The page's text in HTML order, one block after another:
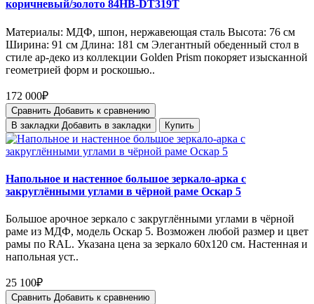
коричневый/золото 84HB-DT319T
Материалы: МДФ, шпон, нержавеющая сталь Высота: 76 см
Ширина: 91 см Длина: 181 см Элегантный обеденный стол в
стиле ар-деко из коллекции Golden Prism покоряет изысканной
геометрией форм и роскошью..
172 000₽
Сравнить Добавить к сравнению
В закладки Добавить в закладки Купить
Напольное и настенное большое зеркало-арка c
закруглёнными углами в чёрной раме Оскар 5
Большое арочное зеркало с закруглёнными углами в чёрной
раме из МДФ, модель Оскар 5. Возможен любой размер и цвет
рамы по RAL. Указана цена за зеркало 60х120 см. Настенная и
напольная уст..
25 100₽
Сравнить Добавить к сравнению